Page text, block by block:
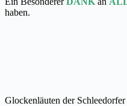
haben.
Glockenläuten der